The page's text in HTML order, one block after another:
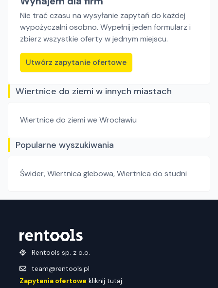
Nie trać czasu na wysyłanie zapytań do każdej
wypożyczalni osobno. Wypełnij jeden formularz i
zbierz wszystkie oferty w jednym miejscu.
Utwórz zapytanie ofertowe
Wiertnice do ziemi w innych miastach
Wiertnice do ziemi we Wrocławiu
Popularne wyszukiwania
Świder,Wiertnica glebowa,Wiertnica do studni
Rentools sp. z o.o.
team@rentools.pl
Zapytania ofertowe kliknij tutaj